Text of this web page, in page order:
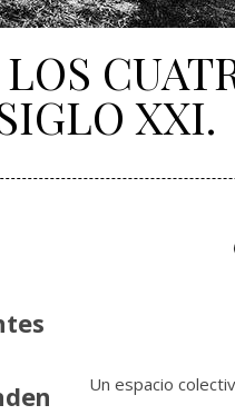
XXI.
Un espacio